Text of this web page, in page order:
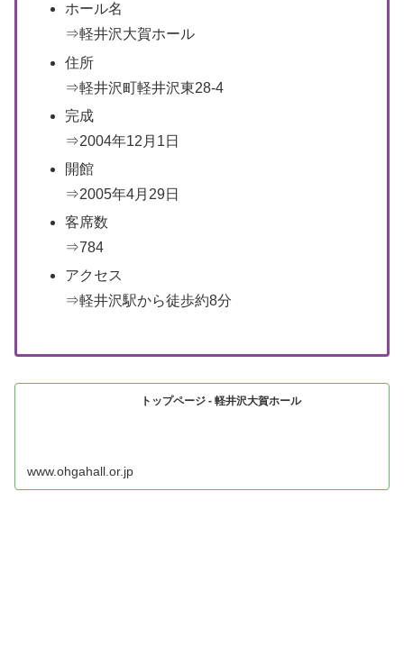
ホール名
⇒軽井沢大賀ホール
住所
⇒軽井沢町軽井沢東28-4
完成
⇒2004年12月1日
開館
⇒2005年4月29日
客席数
⇒784
アクセス
⇒軽井沢駅から徒歩約8分
トップページ - 軽井沢大賀ホール
www.ohgahall.or.jp